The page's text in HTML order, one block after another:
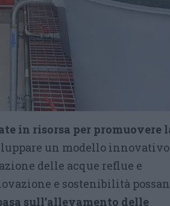
in risorsa per promuovere
un modello innovativo
delle acque reflue e
e sostenibilità
sull’allevamento delle